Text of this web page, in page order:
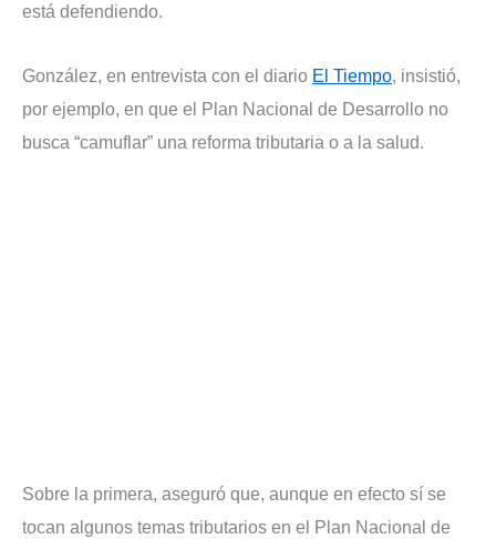
está defendiendo.
González, en entrevista con el diario El Tiempo, insistió,
por ejemplo, en que el Plan Nacional de Desarrollo no
busca “camuflar” una reforma tributaria o a la salud.
Sobre la primera, aseguró que, aunque en efecto sí se
tocan algunos temas tributarios en el Plan Nacional de